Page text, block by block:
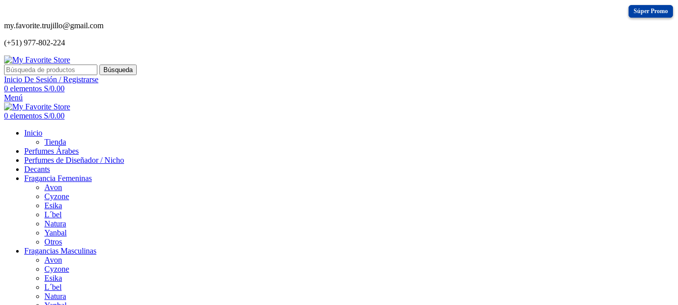
my.favorite.trujillo@gmail.com
(+51) 977-802-224
Búsqueda
Inicio De Sesión / Registrarse
0 elementos S/0.00
Menú
0 elementos S/0.00
Inicio
Tienda
Perfumes Árabes
Perfumes de Diseñador / Nicho
Decants
Fragancia Femeninas
Avon
Cyzone
Esika
L´bel
Natura
Yanbal
Otros
Fragancias Masculinas
Avon
Cyzone
Esika
L´bel
Natura